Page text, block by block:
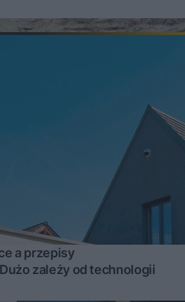
a przepisy
zależy od technologii